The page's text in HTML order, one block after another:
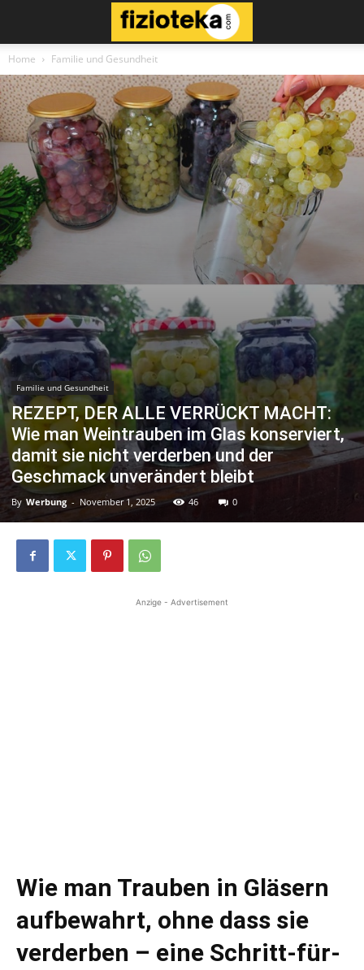
Home Familie und Gesundheit
Familie und Gesundheit
REZEPT, DER ALLE VERRÜCKT MACHT:
Wie man Weintrauben im Glas konserviert,
damit sie nicht verderben und der
Geschmack unverändert bleibt
By Werbung - November 1, 2025 46 0
Anzige - Advertisement
Wie man Trauben in Gläsern
aufbewahrt, ohne dass sie
verderben – eine Schritt-für-